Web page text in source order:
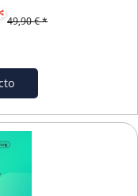
49,90 € *